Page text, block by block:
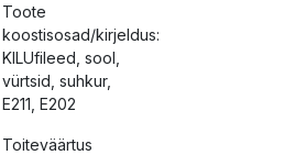
Toote
koostisosad/kirjeldus:
KILUfileed, sool,
vürtsid, suhkur,
E211, E202
Toiteväärtus